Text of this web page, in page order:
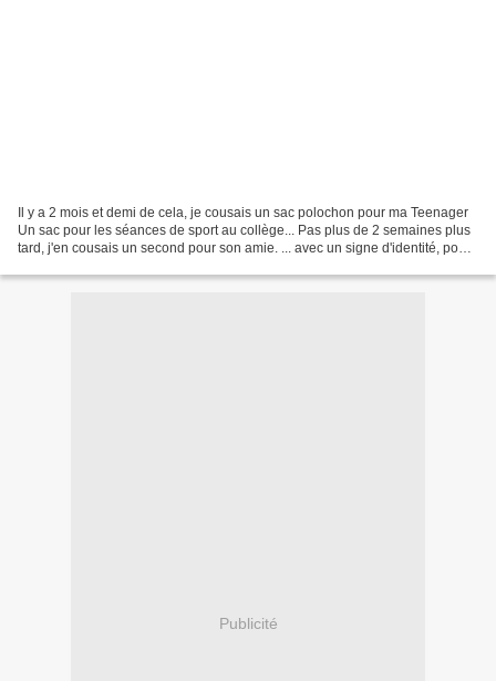
Il y a 2 mois et demi de cela, je cousais un sac polochon pour ma Teenager
Un sac pour les séances de sport au collège... Pas plus de 2 semaines plus
tard, j'en cousais un second pour son amie. ... avec un signe d'identité, pour
Publicité